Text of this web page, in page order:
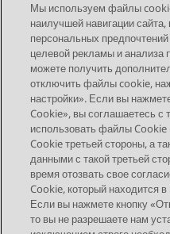
Send Feedback
Topic navigation
Предыдущая тема
STAY CONNECTED
Мы используем файлы
наилучшей навигации сайта,
персональных
целевой рекламы и
можете получить
отключить файлы cookie,
настройки». Если вы
Cookie», вы соглашаетесь с
использовать файлы
Cookie третьей стороны, а
данными с такой третьей
время отозвать свое
Cookie, который находится
Если вы нажмете кнопку
то вы не разрешаете нам